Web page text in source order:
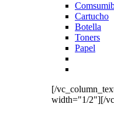
Cartucho
Botella
Toners
Papel
[/
width="1/2"][/